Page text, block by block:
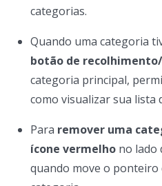
categorias.
Quando uma categoria
botão de
categoria principal,
como visualizar sua lista
Para remover uma
ícone vermelho no lado
quando move o ponteiro